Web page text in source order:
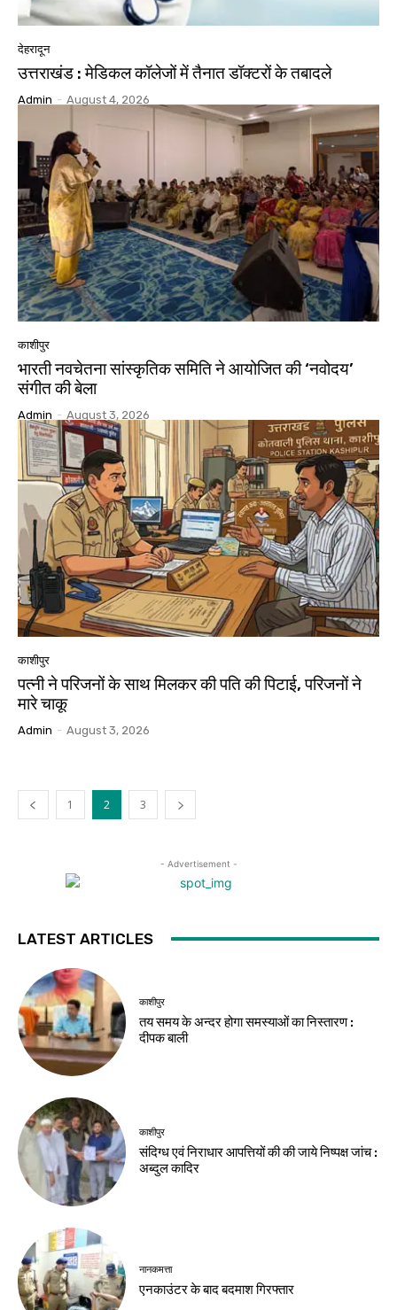
देहरादून
उत्तराखंड : मेडिकल कॉलेजों में तैनात डॉक्टरों के तबादले
Admin - August 4, 2026
काशीपुर
भारती नवचेतना सांस्कृतिक समिति ने आयोजित की ‘नवोदय’
संगीत की बेला
Admin - August 3, 2026
काशीपुर
पत्नी ने परिजनों के साथ मिलकर की पति की पिटाई, परिजनों ने
मारे चाकू
Admin - August 3, 2026
1 2 3
- Advertisement -
LATEST ARTICLES
काशीपुर
तय समय के अन्दर होगा समस्याओं का निस्तारण :
दीपक बाली
काशीपुर
संदिग्ध एवं निराधार आपत्तियों की की जाये निष्पक्ष जांच :
अब्दुल कादिर
नानकमत्ता
एनकाउंटर के बाद बदमाश गिरफ्तार